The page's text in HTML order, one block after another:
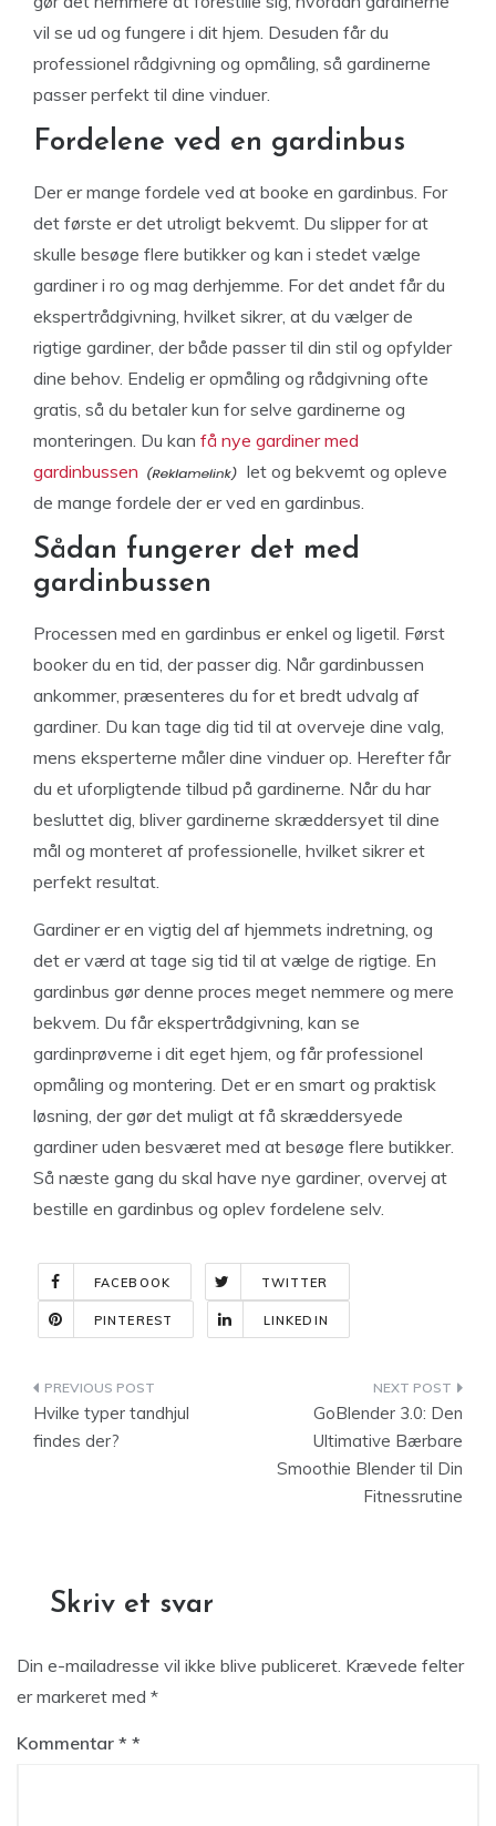
vil se ud og fungere i dit hjem. Desuden får du
professionel rådgivning og opmåling, så gardinerne
passer perfekt til dine vinduer.
Fordelene ved en gardinbus
Der er mange fordele ved at booke en gardinbus. For
det første er det utroligt bekvemt. Du slipper for at
skulle besøge flere butikker og kan i stedet vælge
gardiner i ro og mag derhjemme. For det andet får du
ekspertrådgivning, hvilket sikrer, at du vælger de
rigtige gardiner, der både passer til din stil og opfylder
dine behov. Endelig er opmåling og rådgivning ofte
gratis, så du betaler kun for selve gardinerne og
monteringen. Du kan få nye gardiner med
gardinbussen
let og bekvemt og opleve
de mange fordele der er ved en gardinbus.
Sådan fungerer det med
gardinbussen
Processen med en gardinbus er enkel og ligetil. Først
booker du en tid, der passer dig. Når gardinbussen
ankommer, præsenteres du for et bredt udvalg af
gardiner. Du kan tage dig tid til at overveje dine valg,
mens eksperterne måler dine vinduer op. Herefter får
du et uforpligtende tilbud på gardinerne. Når du har
besluttet dig, bliver gardinerne skræddersyet til dine
mål og monteret af professionelle, hvilket sikrer et
perfekt resultat.
Gardiner er en vigtig del af hjemmets indretning, og
det er værd at tage sig tid til at vælge de rigtige. En
gardinbus gør denne proces meget nemmere og mere
bekvem. Du får ekspertrådgivning, kan se
gardinprøverne i dit eget hjem, og får professionel
opmåling og montering. Det er en smart og praktisk
løsning, der gør det muligt at få skræddersyede
gardiner uden besværet med at besøge flere butikker.
Så næste gang du skal have nye gardiner, overvej at
bestille en gardinbus og oplev fordelene selv.
FACEBOOK TWITTER
PINTEREST LINKEDIN
Indlægsnavigation
Hvilke typer tandhjul
findes der?
GoBlender 3.0: Den
Ultimative Bærbare
Smoothie Blender til Din
Fitnessrutine
Skriv et svar
Din e-mailadresse vil ikke blive publiceret. Krævede felter
er markeret med *
Kommentar *